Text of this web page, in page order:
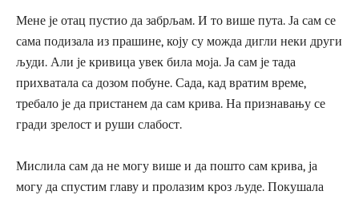
Мене је отац пустио да забрљам. И то више пута. Ја сам се
сама подизала из прашине, коју су можда дигли неки други
људи. Али је кривица увек била моја. Ја сам је тада
прихватала са дозом побуне. Сада, кад вратим време,
требало је да пристанем да сам крива. На признавању се
гради зрелост и руши слабост.
Мислила сам да не могу више и да пошто сам крива, ја
могу да спустим главу и пролазим кроз људе. Покушала